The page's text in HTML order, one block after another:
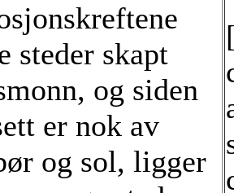
steder skapt
og siden
er nok av
og sol, ligger